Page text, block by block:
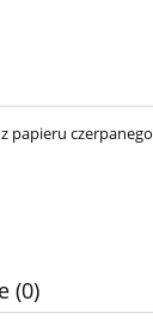
papieru czerpanego
(0)